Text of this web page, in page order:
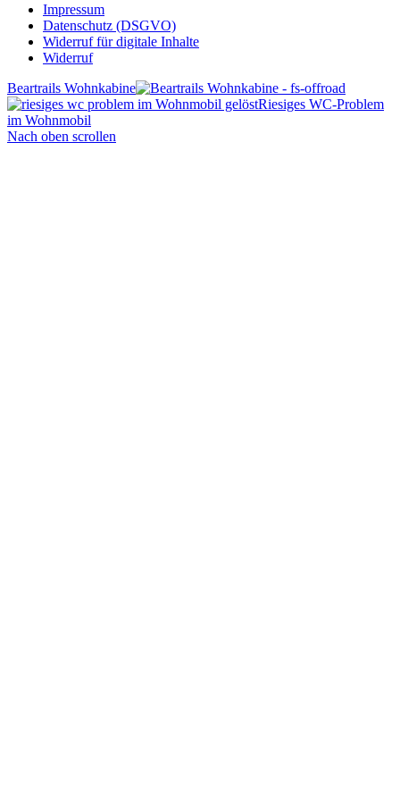
Impressum
Datenschutz (DSGVO)
Widerruf für digitale Inhalte
Widerruf
Beartrails Wohnkabine
Riesiges WC-Problem
im Wohnmobil
Nach oben scrollen